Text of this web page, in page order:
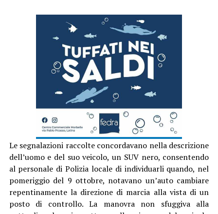
Le segnalazioni raccolte concordavano nella descrizione
dell’uomo e del suo veicolo, un SUV nero, consentendo
al personale di Polizia locale di individuarli quando, nel
pomeriggio del 9 ottobre, notavano un’auto cambiare
repentinamente la direzione di marcia alla vista di un
posto di controllo. La manovra non sfuggiva alla